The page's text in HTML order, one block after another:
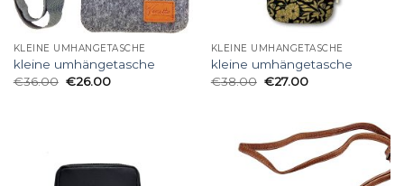
KLEINE UMHÄNGETASCHE
kleine umhängetasche
€36.00 €26.00
KLEINE UMHÄNGETASCHE
kleine umhängetasche
€38.00 €27.00